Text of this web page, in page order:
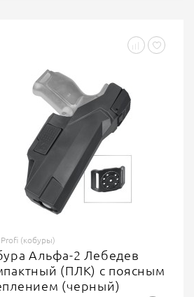
(кобуры)
Альфа-2 Лебедев
(ПЛК) с поясным
(черный)